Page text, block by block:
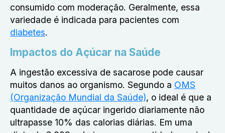
consumido com moderação. Geralmente, essa
variedade é indicada para pacientes com
diabetes.
Impactos do Açúcar na Saúde
A ingestão excessiva de sacarose pode causar
muitos danos ao organismo. Segundo a OMS
(Organização Mundial da Saúde), o ideal é que a
quantidade de açúcar ingerido diariamente não
ultrapasse 10% das calorias diárias. Em uma